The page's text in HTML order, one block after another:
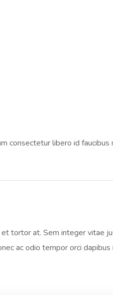
consectetur libero id
tortor at. Sem integer vitae
ac odio tempor orci dapibus